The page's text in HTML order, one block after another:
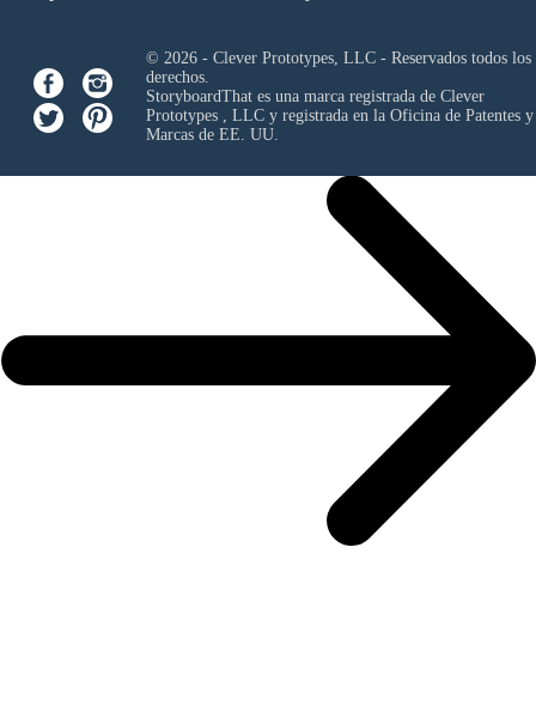
© 2026 - Clever Prototypes, LLC - Reservados todos los
derechos.
StoryboardThat es una marca registrada de Clever
Prototypes , LLCy registrada en la Oficina de Patentes y
Marcas de EE. UU.